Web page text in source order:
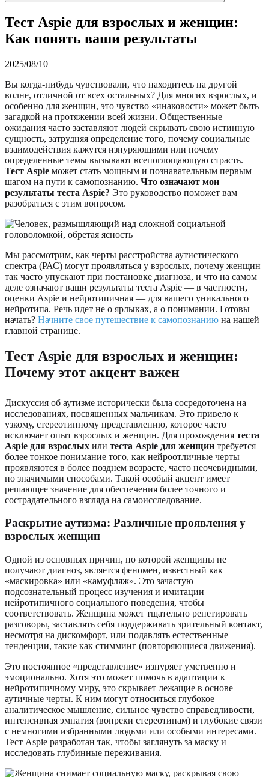
Тест Aspie для взрослых и женщин:
Как понять ваши результаты
2025/08/10
Вы когда-нибудь чувствовали, что находитесь на другой
волне, отличной от всех остальных? Для многих взрослых, и
особенно для женщин, это чувство «инаковости» может быть
загадкой на протяжении всей жизни. Общественные
ожидания часто заставляют людей скрывать свою истинную
сущность, затрудняя определение того, почему социальные
взаимодействия кажутся изнуряющими или почему
определенные темы вызывают всепоглощающую страсть.
Тест Aspie может стать мощным и познавательным первым
шагом на пути к самопознанию. Что означают мои
результаты теста Aspie? Это руководство поможет вам
разобраться с этим вопросом.
Мы рассмотрим, как черты расстройства аутистического
спектра (РАС) могут проявляться у взрослых, почему женщин
так часто упускают при постановке диагноза, и что на самом
деле означают ваши результаты теста Aspie — в частности,
оценки Aspie и нейротипичная — для вашего уникального
нейротипа. Речь идет не о ярлыках, а о понимании. Готовы
начать? Начните свое путешествие к самопознанию на нашей
главной странице.
Тест Aspie для взрослых и женщин:
Почему этот акцент важен
Дискуссия об аутизме исторически была сосредоточена на
исследованиях, посвященных мальчикам. Это привело к
узкому, стереотипному представлению, которое часто
исключает опыт взрослых и женщин. Для прохождения теста
Aspie для взрослых или теста Aspie для женщин требуется
более тонкое понимание того, как нейроотличные черты
проявляются в более позднем возрасте, часто неочевидными,
но значимыми способами. Такой особый акцент имеет
решающее значение для обеспечения более точного и
сострадательного взгляда на самоисследование.
Раскрытие аутизма: Различные проявления у
взрослых женщин
Одной из основных причин, по которой женщины не
получают диагноз, является феномен, известный как
«маскировка» или «камуфляж». Это зачастую
подсознательный процесс изучения и имитации
нейротипичного социального поведения, чтобы
соответствовать. Женщина может тщательно репетировать
разговоры, заставлять себя поддерживать зрительный контакт,
несмотря на дискомфорт, или подавлять естественные
тенденции, такие как стимминг (повторяющиеся движения).
Это постоянное «представление» изнуряет умственно и
эмоционально. Хотя это может помочь в адаптации к
нейротипичному миру, это скрывает лежащие в основе
аутичные черты. К ним могут относиться глубокое
аналитическое мышление, сильное чувство справедливости,
интенсивная эмпатия (вопреки стереотипам) и глубокие связи
с немногими избранными людьми или особыми интересами.
Тест Aspie разработан так, чтобы заглянуть за маску и
исследовать глубинные переживания.